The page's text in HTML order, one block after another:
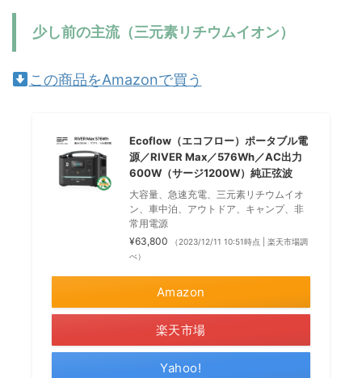
少し前の主流（三元素リチウムイオン）
この商品をAmazonで買う
Ecoflow（エコフロー）ポータブル電
源／RIVER Max／576Wh／AC出力
600W（サージ1200W）純正弦波
大容量、急速充電、三元素リチウムイオ
ン、車中泊、アウトドア、キャンプ、非
常用電源
¥63,800
（2023/12/11 10:51時点 | 楽天市場調
べ）
Amazon
楽天市場
Yahoo!